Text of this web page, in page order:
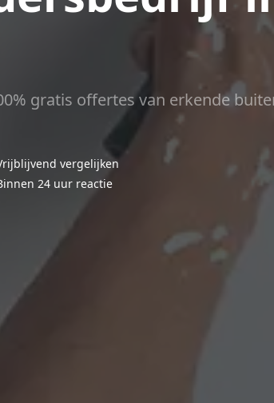
gratis offertes van erkende
vergelijken
24 uur reactie